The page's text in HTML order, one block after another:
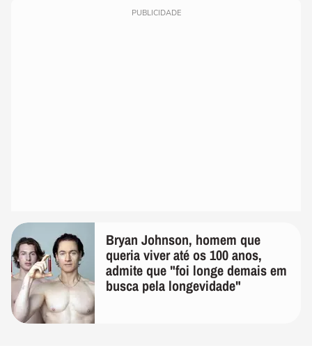
PUBLICIDADE
Bryan Johnson, homem que
queria viver até os 100 anos,
admite que "foi longe demais em
busca pela longevidade"